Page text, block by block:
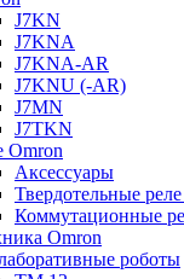
J7KN
J7KNA
J7KNA-AR
J7KNU (-AR)
J7MN
J7TKN
Omron
Аксессуары
Твердотельные
Коммутационные
Omron
роботы